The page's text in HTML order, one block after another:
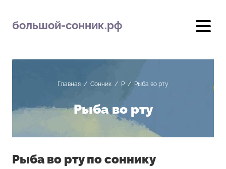
большой-сонник.рф
Главная / Сонник / Р / Рыба во рту
Рыба во рту
Рыба во рту по соннику